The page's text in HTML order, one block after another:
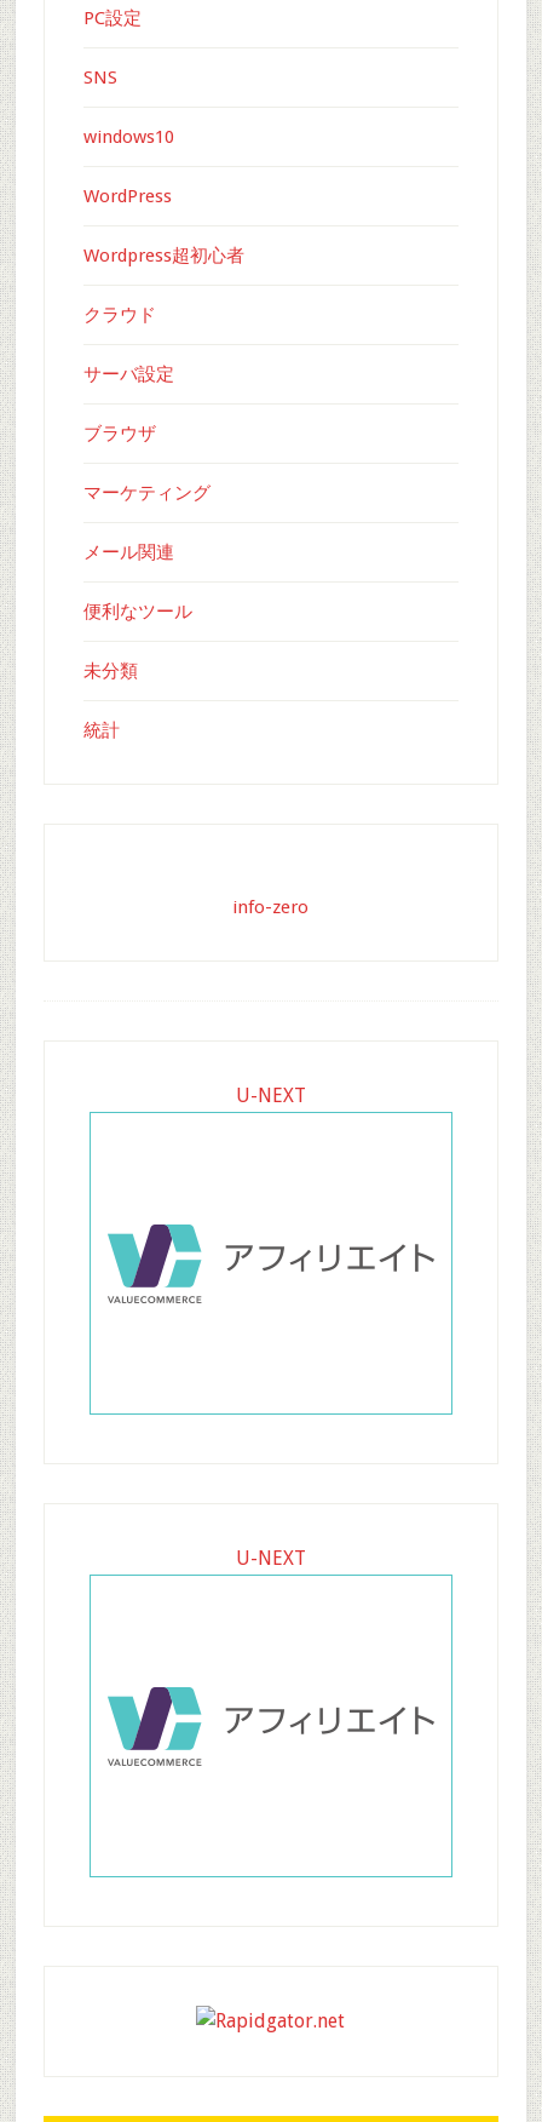
PC設定
SNS
windows10
WordPress
Wordpress超初心者
クラウド
サーバ設定
ブラウザ
マーケティング
メール関連
便利なツール
未分類
統計
info-zero
U-NEXT
U-NEXT